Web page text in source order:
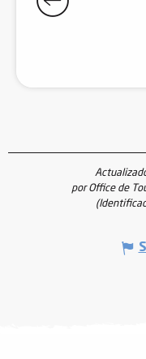
por Office de